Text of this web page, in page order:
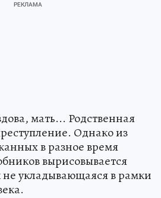
мать... Родственная
Однако из
в разное время
вырисовывается
укладывающаяся в рамки